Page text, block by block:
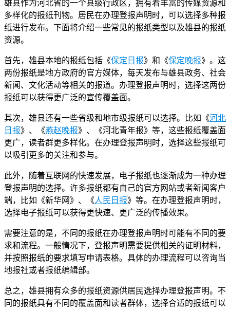
雄县作为河北省的一个县级行政区，拥有着丰富的传媒资源和
多样化的报纸刊物。居民在办理登报声明时，可以选择多种报
纸进行发布。下面将介绍一些常见的报纸类型以及雄县的报纸
资源。
首先，雄县本地的报纸包括《保定日报》和《保定晚报》。这
两份报纸是地方政府的官方媒体，每天发布与雄县政务、社会
新闻、文化活动等相关的报道。办理登报声明时，选择这两份
报纸可以获得更广泛的宣传覆盖面。
其次，雄县还有一些省级和地市级报纸可以选择。比如《河北
日报》、《燕赵晚报》、《河北青年报》等，这些报纸覆盖面
更广，读者群更多样化。在办理登报声明时，选择这些报纸可
以吸引更多的关注和参与。
此外，随着互联网的快速发展，电子报纸也逐渐成为一种办理
登报声明的选择。许多报纸都有自己的官方网站或者新闻客户
端，比如《新华网》、《人民日报》等。在办理登报声明时，
选择电子报纸可以获得更快速、更广泛的传播效果。
需要注意的是，不同的报纸在办理登报声明时可能有不同的要
求和流程。一般情况下，登报声明需要提供相关的证明材料，
并按照报纸的要求填写申请表格。具体的办理流程可以咨询当
地报社或者报纸编辑部。
总之，雄县拥有众多的报纸资源供居民选择办理登报声明。不
同的报纸具有不同的覆盖面和读者群体，选择合适的报纸可以